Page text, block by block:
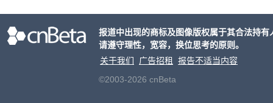
摩托
报道中出现的商标及图像版权属于其合法持
请遵守理性，宽容，换位思考的原则。
关于我们
广告招租
报告不适当内容
©2003-2026 cnBeta